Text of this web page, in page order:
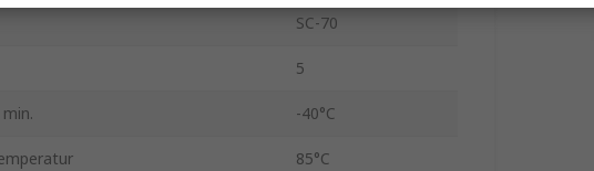
SC-70
5
-40°C
85°C